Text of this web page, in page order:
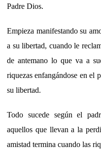
Padre Dios.
Empieza manifestando su
a su libertad, cuando le
de antemano lo que va a
riquezas enfangándose en el
su libertad.
Todo sucede según el
aquellos que llevan a la
amistad termina cuando las